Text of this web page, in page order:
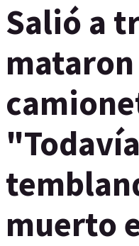
Salió a
muerto